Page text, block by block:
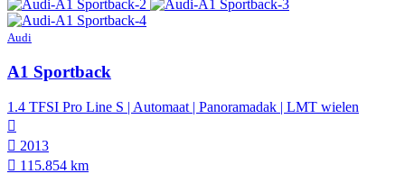
Audi
A1 Sportback
1.4 TFSI Pro Line S | Automaat | Panoramadak | LMT wielen
2013
115.854 km